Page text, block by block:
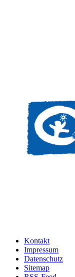
Kontakt
Impressum
Datenschutz
Sitemap